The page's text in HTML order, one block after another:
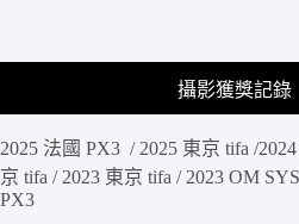
聖
地
攝影獲獎記錄
2025 法國 PX3 / 2025 東京 tifa /
京 tifa / 2023 東京 tifa / 2023 OM
PX3